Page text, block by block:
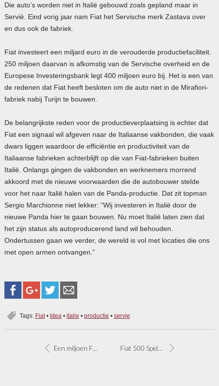
Die auto’s worden niet in Italië gebouwd zoals gepland maar in
Servië. Eind vorig jaar nam Fiat het Servische merk Zastava over
en dus ook de fabriek.
Fiat investeert een miljard euro in de verouderde productiefaciliteit.
250 miljoen daarvan is afkomstig van de Servische overheid en de
Europese Investeringsbank legt 400 miljoen euro bij. Het is een van
de redenen dat Fiat heeft besloten om de auto niet in de Mirafiori-
fabriek nabij Turijn te bouwen.
De belangrijkste reden voor de productieverplaatsing is echter dat
Fiat een signaal wil afgeven naar de Italiaanse vakbonden, die vaak
dwars liggen waardoor de efficiëntie en productiviteit van de
Italiaanse fabrieken achterblijft op die van Fiat-fabrieken buiten
Italië. Onlangs gingen de vakbonden en werknemers morrend
akkoord met de nieuwe voorwaarden die de autobouwer stelde
voor het naar Italië halen van de Panda-productie. Dat zit topman
Sergio Marchionne niet lekker: “Wij investeren in Italië door de
nieuwe Panda hier te gaan bouwen. Nu moet Italië laten zien dat
het zijn status als autoproducerend land wil behouden.
Ondertussen gaan we verder, de wereld is vol met locaties die ons
met open armen ontvangen.”
Tags: Fiat• Idea • italie • productie • servie
Een miljoen Fiats Doblo geproduceerd Fiat 500 Spider verwacht in 2012